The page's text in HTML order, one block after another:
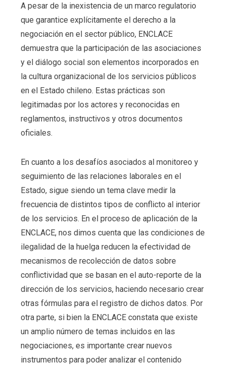
A pesar de la inexistencia de un marco regulatorio
que garantice explícitamente el derecho a la
negociación en el sector público, ENCLACE
demuestra que la participación de las asociaciones
y el diálogo social son elementos incorporados en
la cultura organizacional de los servicios públicos
en el Estado chileno. Estas prácticas son
legitimadas por los actores y reconocidas en
reglamentos, instructivos y otros documentos
oficiales.
En cuanto a los desafíos asociados al monitoreo y
seguimiento de las relaciones laborales en el
Estado, sigue siendo un tema clave medir la
frecuencia de distintos tipos de conflicto al interior
de los servicios. En el proceso de aplicación de la
ENCLACE, nos dimos cuenta que las condiciones de
ilegalidad de la huelga reducen la efectividad de
mecanismos de recolección de datos sobre
conflictividad que se basan en el auto-reporte de la
dirección de los servicios, haciendo necesario crear
otras fórmulas para el registro de dichos datos. Por
otra parte, si bien la ENCLACE constata que existe
un amplio número de temas incluidos en las
negociaciones, es importante crear nuevos
instrumentos para poder analizar el contenido